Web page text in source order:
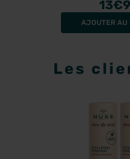
13
AJOUTER AU
Les